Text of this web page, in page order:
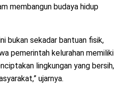
membangun budaya hidup
bukan sekadar bantuan fisik,
pemerintah kelurahan memiliki
lingkungan yang bersih,
ujarnya.